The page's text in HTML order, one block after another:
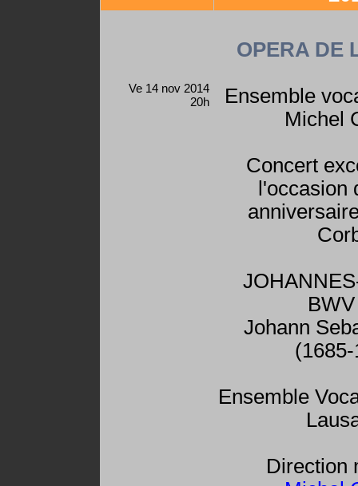
Ve 14 nov 2014
20h
OPERA DE
Ensemble
Michel
Concert
l'occasion
Johann
Ensemble
Direction